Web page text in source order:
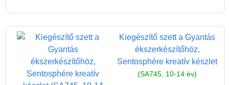
Kiegészítő szett a Gyantás
ékszerkészítőhöz,
Sentosphére kreatív készlet
(SA745, 10-14 év)
lányoknak
Bársony színező
Akvarell festmények